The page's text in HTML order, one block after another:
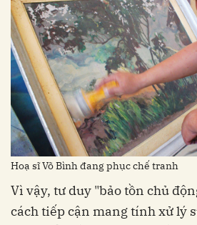
Hoạ sĩ Võ Bình đang phục chế tranh
Vì vậy, tư duy "bảo tồn chủ
cách tiếp cận mang tính xử lý